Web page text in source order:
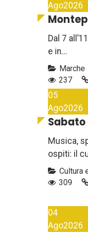
Ago2026
Dal 7
e in...
Marche
237
05
Ago2026
Sabato
Musica,
ospiti: il
Cultura
309
04
Ago2026